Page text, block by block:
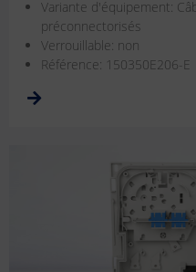
Variante d'équipement:
préconnectorisés
Verrouillable: non
Référence: 150350E206-E